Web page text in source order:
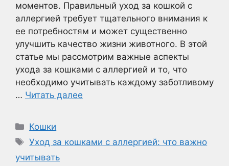
моментов. Правильный уход за кошкой с
аллергией требует тщательного внимания к
ее потребностям и может существенно
улучшить качество жизни животного. В этой
статье мы рассмотрим важные аспекты
ухода за кошками с аллергией и то, что
необходимо учитывать каждому заботливому
… Читать далее
Рубрики
Кошки
Метки
Уход за кошками с аллергией: что важно
учитывать